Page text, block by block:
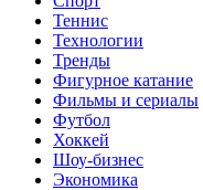
Теннис
Технологии
Тренды
Фигурное катание
Фильмы и сериалы
Футбол
Хоккей
Шоу-бизнес
Экономика